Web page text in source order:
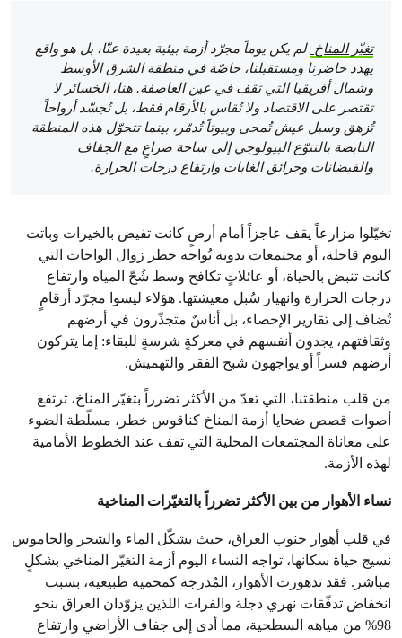
تغيّر المناخ لم يكن يوماً مجرّد أزمة بيئية بعيدة عنّا، بل هو واقع
يهدد حاضرنا ومستقبلنا، خاصّة في منطقة الشرق الأوسط
وشمال أفريقيا التي تقف في عين العاصفة. هنا، الخسائر لا
تقتصر على الاقتصاد ولا تُقاس بالأرقام فقط، بل تُجسّد أرواحاً
تُزهق وسبل عيش تُمحى وبيوتاً تُدمّر، بينما تتحوّل هذه المنطقة
النابضة بالتنوّع البيولوجي إلى ساحة صراعٍ مع الجفاف
والفيضانات وحرائق الغابات وارتفاع درجات الحرارة.
تخيّلوا مزارعاً يقف عاجزاً أمام أرضٍ كانت تفيض بالخيرات وباتت
اليوم قاحلة، أو مجتمعات بدوية تُواجه خطر زوال الواحات التي
كانت تنبض بالحياة، أو عائلاتٍ تكافح وسط شُحّ المياه وارتفاع
درجات الحرارة وانهيار سُبل معيشتها. هؤلاء ليسوا مجرّد أرقامٍ
تُضاف إلى تقارير الإحصاء، بل أناسٌ متجذّرون في أرضهم
وثقافتهم، يجدون أنفسهم في معركةٍ شرسةٍ للبقاء: إما يتركون
أرضهم قسراً أو يواجهون شبح الفقر والتهميش.
من قلب منطقتنا، التي تعدّ من الأكثر تضرراً بتغيّر المناخ، ترتفع
أصوات قصص ضحايا أزمة المناخ كناقوس خطر، مسلّطة الضوء
على معاناة المجتمعات المحلية التي تقف عند الخطوط الأمامية
لهذه الأزمة.
نساء الأهوار من بين الأكثر تضرراً بالتغيّرات المناخية
في قلب أهوار جنوب العراق، حيث يشكّل الماء والشجر والجاموس
نسيج حياة سكانها، تواجه النساء اليوم أزمة التغيّر المناخي بشكلٍ
مباشر. فقد تدهورت الأهوار، المُدرجة كمحمية طبيعية، بسبب
انخفاض تدفّقات نهري دجلة والفرات اللذين يزوّدان العراق بنحو
98% من مياهه السطحية، مما أدى إلى جفاف الأراضي وارتفاع